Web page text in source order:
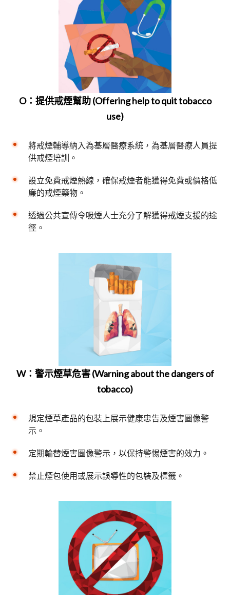
O：提供戒煙幫助 (Offering help to quit tobacco
use)
將戒煙輔導納入為基層醫療系統，為基層醫療人員提
供戒煙培訓。
設立免費戒煙熱線，確保戒煙者能獲得免費或價格低
廉的戒煙藥物。
透過公共宣傳令吸煙人士充分了解獲得戒煙支援的途
徑。
W：警示煙草危害 (Warning about the dangers of
tobacco)
規定煙草產品的包裝上展示健康忠告及煙害圖像警
示。
定期輪替煙害圖像警示，以保持警惕煙害的效力。
禁止煙包使用或展示誤導性的包裝及標籤。